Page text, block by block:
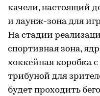
качели, настоящий
и лаунж-зона для
На стадии
спортивная зона,
хоккейная коробка
трибуной для
будет проходить